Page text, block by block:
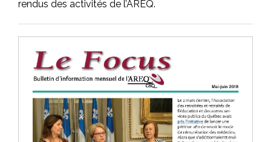
rendus des activités de l’AREQ.